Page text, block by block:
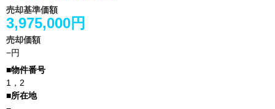
売却基準価額
3,975,000円
売却価額
−円
1，2